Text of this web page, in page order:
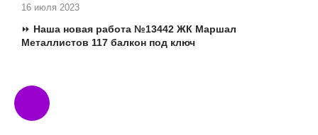
16 июля 2023
⏩ Наша новая работа №13442 ЖК Маршал
Металлистов 117 балкон под ключ
✅ Жилой комплекс: Маршал
✅ Наши работы в ЖК: 13416, №13364, 13245,12789,
12788, 12677, 13041, 13189